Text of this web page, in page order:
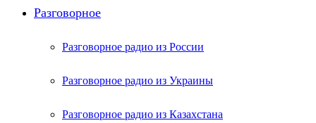
Разговорное
Разговорное радио из России
Разговорное радио из Украины
Разговорное радио из Казахстана